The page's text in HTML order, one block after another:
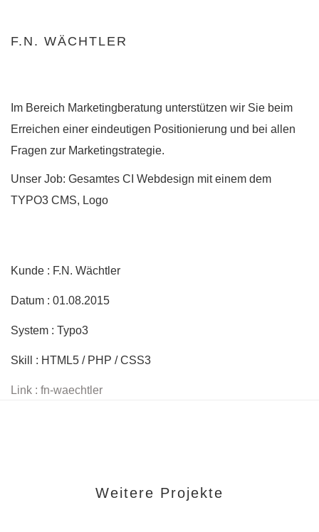
F.N. WÄCHTLER
Im Bereich Marketingberatung unterstützen wir Sie beim
Erreichen einer eindeutigen Positionierung und bei allen
Fragen zur Marketingstrategie.
Unser Job: Gesamtes CI Webdesign mit einem dem
TYPO3 CMS, Logo
Kunde : F.N. Wächtler
Datum : 01.08.2015
System : Typo3
Skill : HTML5 / PHP / CSS3
Link : fn-waechtler
Weitere Projekte